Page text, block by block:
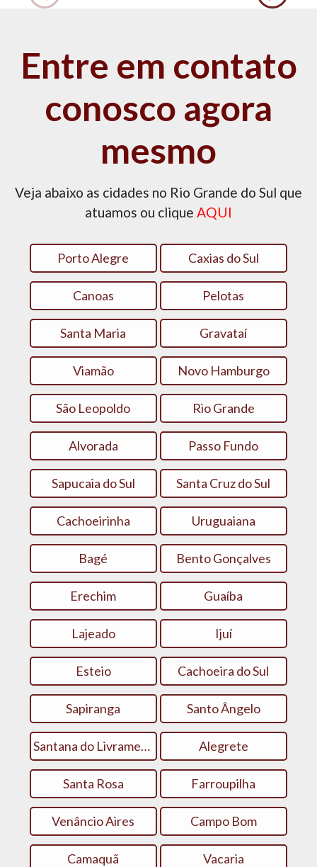
Entre em contato
conosco agora
mesmo
Veja abaixo as cidades no Rio Grande do Sul que
atuamos ou clique AQUI
Porto Alegre Caxias do Sul
Canoas Pelotas
Santa Maria Gravataí
Viamão Novo Hamburgo
São Leopoldo Rio Grande
Alvorada Passo Fundo
Sapucaia do Sul Santa Cruz do Sul
Cachoeirinha Uruguaiana
Bagé Bento Gonçalves
Erechim Guaíba
Lajeado Ijuí
Esteio Cachoeira do Sul
Sapiranga Santo Ângelo
Santana do Livramento Alegrete
Santa Rosa Farroupilha
Venâncio Aires Campo Bom
Camaquã Vacaria